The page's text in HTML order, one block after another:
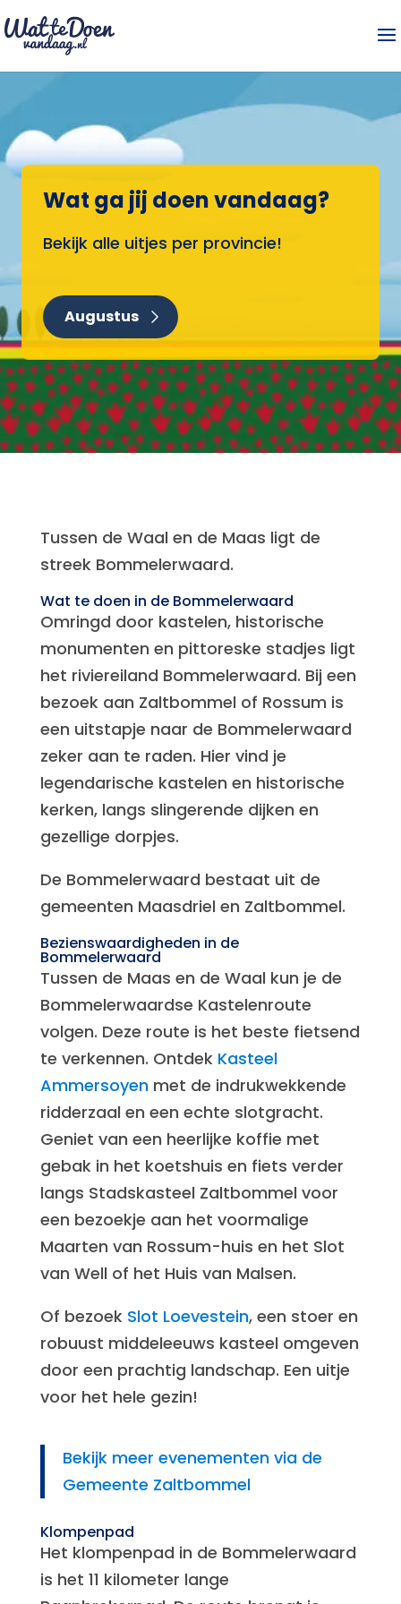
Wat ga jij doen vandaag?
Bekijk alle uitjes per provincie!
Augustus
Tussen de Waal en de Maas ligt de
streek Bommelerwaard.
Wat te doen in de Bommelerwaard
Omringd door kastelen, historische
monumenten en pittoreske stadjes ligt
het riviereiland Bommelerwaard. Bij een
bezoek aan Zaltbommel of Rossum is
een uitstapje naar de Bommelerwaard
zeker aan te raden. Hier vind je
legendarische kastelen en historische
kerken, langs slingerende dijken en
gezellige dorpjes.
De Bommelerwaard bestaat uit de
gemeenten Maasdriel en Zaltbommel.
Bezienswaardigheden in de
Bommelerwaard
Tussen de Maas en de Waal kun je de
Bommelerwaardse Kastelenroute
volgen. Deze route is het beste fietsend
te verkennen. Ontdek Kasteel
Ammersoyenmet de indrukwekkende
ridderzaal en een echte slotgracht.
Geniet van een heerlijke koffie met
gebak in het koetshuis en fiets verder
langs Stadskasteel Zaltbommel voor
een bezoekje aan het voormalige
Maarten van Rossum-huis en het Slot
van Well of het Huis van Malsen.
Of bezoek Slot Loevestein, een stoer en
robuust middeleeuws kasteel omgeven
door een prachtig landschap. Een uitje
voor het hele gezin!
Bekijk meer evenementen via de
Gemeente Zaltbommel
Klompenpad
Het klompenpad in de Bommelerwaard
is het 11 kilometer lange